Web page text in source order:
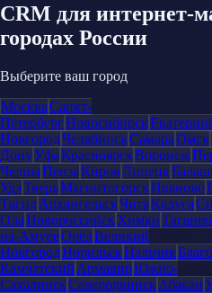
CRM для интернет-
городах России
Выберите ваш город
МоскваСанкт-
ПетербургНовосибирск
НовгородЧелябинскСамараОмск
ДонуУфаКрасноярскВоронеж
ЧелныПензаКировЛипецк
УдэТверьМагнитогорскИваново
ТагилАрхангельскЧитаКалуга
ОлаНовороссийскХимки
на-АмуреОрёлВеликий
НовгородНорильскНальчик
Камчатский АрмавирЮжно-
СахалинскСеверодвинскАбакан